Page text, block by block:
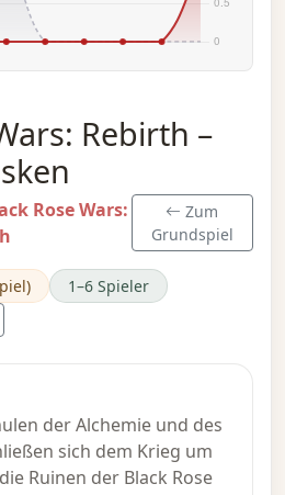
Rebirth –
Rose Wars:
Zum
Grundspiel
1–6 Spieler
der Alchemie und des
sich dem Krieg um
Ruinen der Black Rose